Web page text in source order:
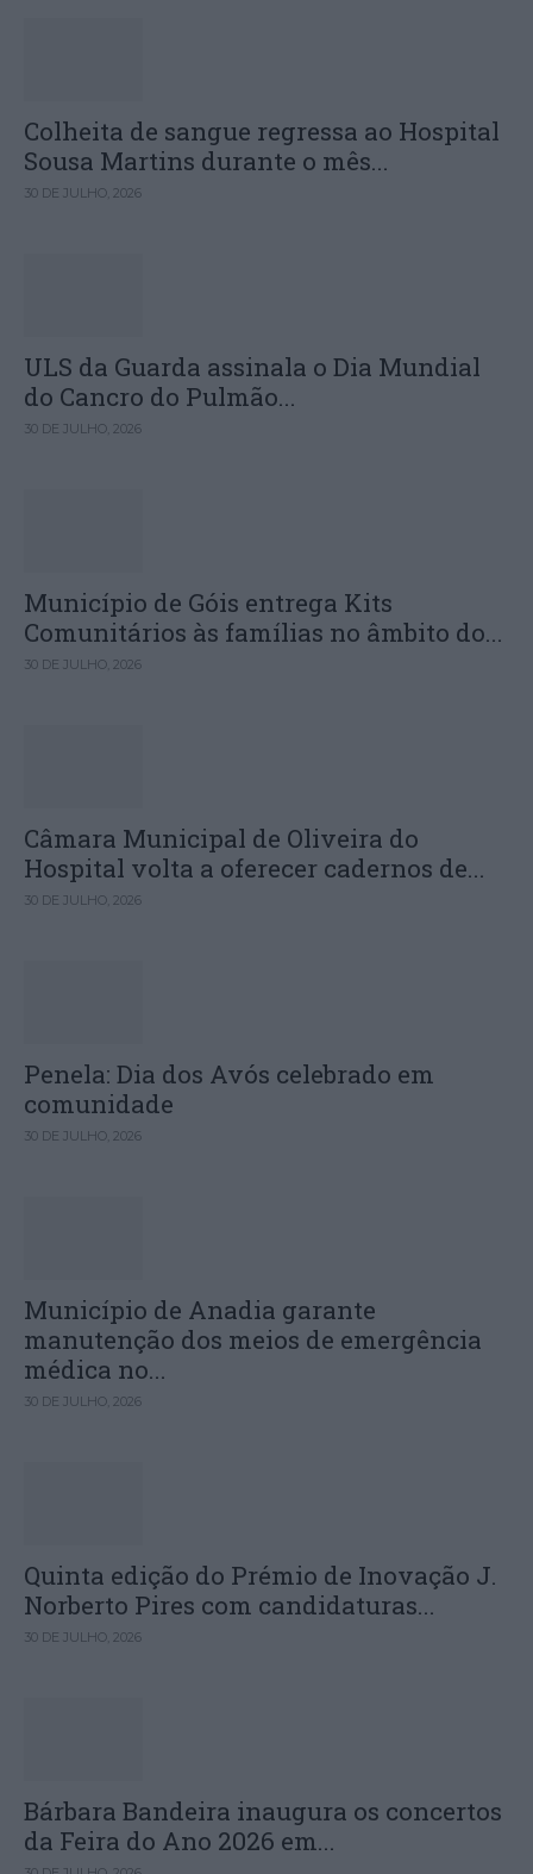
Colheita de sangue regressa ao Hospital
Sousa Martins durante o mês...
30 DE JULHO, 2026
ULS da Guarda assinala o Dia Mundial
do Cancro do Pulmão...
30 DE JULHO, 2026
Município de Góis entrega Kits
Comunitários às famílias no âmbito do...
30 DE JULHO, 2026
Câmara Municipal de Oliveira do
Hospital volta a oferecer cadernos de...
30 DE JULHO, 2026
Penela: Dia dos Avós celebrado em
comunidade
30 DE JULHO, 2026
Município de Anadia garante
manutenção dos meios de emergência
médica no...
30 DE JULHO, 2026
Quinta edição do Prémio de Inovação J.
Norberto Pires com candidaturas...
30 DE JULHO, 2026
Bárbara Bandeira inaugura os concertos
da Feira do Ano 2026 em...